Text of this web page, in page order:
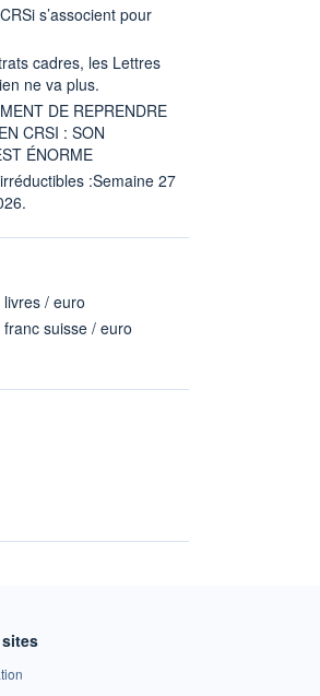
s’associent pour
cadres, les Lettres
ne va plus.
DE REPRENDRE
CRSI : SON
ÉNORME
:Semaine 27
/ euro
suisse / euro